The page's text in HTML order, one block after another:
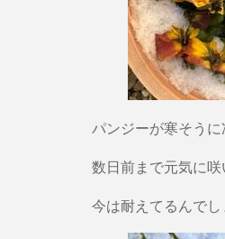
パンジーが寒そうに
数日前まで元気に咲
今は耐えてるんでし